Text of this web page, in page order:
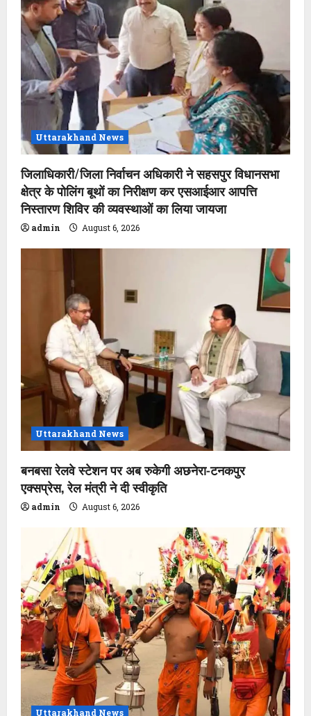
a
t
i
o
n Uttarakhand News
जिलाधिकारी/जिला निर्वाचन अधिकारी ने सहसपुर विधानसभा
क्षेत्र के पोलिंग बूथों का निरीक्षण कर एसआईआर आपत्ति
निस्तारण शिविर की व्यवस्थाओं का लिया जायजा
admin August 6, 2026
Uttarakhand News
बनबसा रेलवे स्टेशन पर अब रुकेगी अछनेरा-टनकपुर
एक्सप्रेस, रेल मंत्री ने दी स्वीकृति
admin August 6, 2026
Uttarakhand News